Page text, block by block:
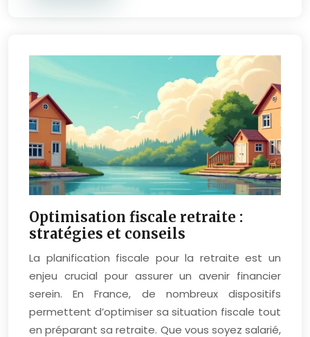
Optimisation fiscale retraite :
stratégies et conseils
La planification fiscale pour la retraite est un
enjeu crucial pour assurer un avenir financier
serein. En France, de nombreux dispositifs
permettent d’optimiser sa situation fiscale tout
en préparant sa retraite. Que vous soyez salarié,